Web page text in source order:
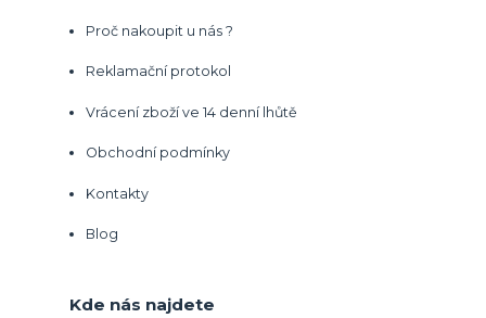
Proč nakoupit u nás ?
Reklamační protokol
Vrácení zboží ve 14 denní lhůtě
Obchodní podmínky
Kontakty
Blog
Kde nás najdete